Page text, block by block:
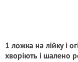
1 ложка на лійку і
хворіють і шалено